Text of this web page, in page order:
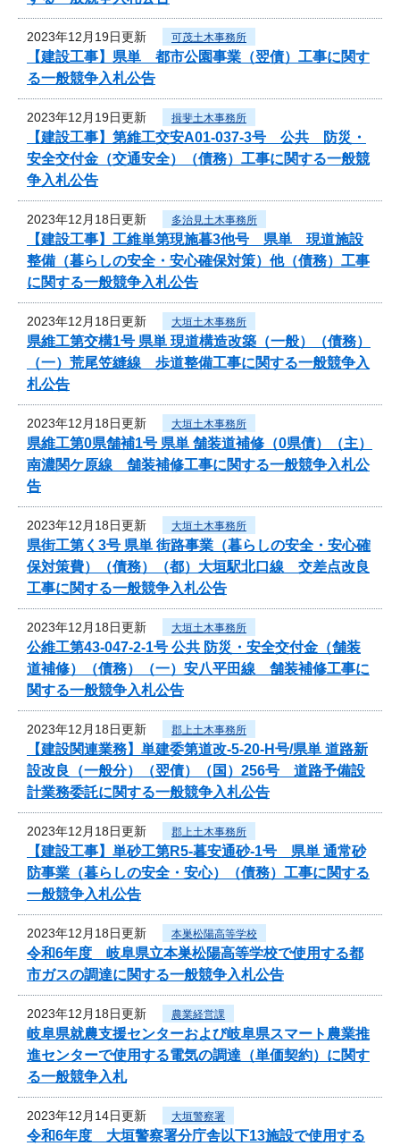
2023年12月19日更新 可茂土木事務所
【建設工事】県単 都市公園事業（翌債）工事に関す
る一般競争入札公告
2023年12月19日更新 揖斐土木事務所
【建設工事】第維工交安A01-037-3号 公共 防災・
安全交付金（交通安全）（債務）工事に関する一般競
争入札公告
2023年12月18日更新 多治見土木事務所
【建設工事】工維単第現施暮3他号 県単 現道施設
整備（暮らしの安全・安心確保対策）他（債務）工事
に関する一般競争入札公告
2023年12月18日更新 大垣土木事務所
県維工第交構1号 県単 現道構造改築（一般）（債務）
（一）荒尾笠縫線 歩道整備工事に関する一般競争入
札公告
2023年12月18日更新 大垣土木事務所
県維工第0県舗補1号 県単 舗装道補修（0県債）（主）
南濃関ケ原線 舗装補修工事に関する一般競争入札公
告
2023年12月18日更新 大垣土木事務所
県街工第く3号 県単 街路事業（暮らしの安全・安心確
保対策費）（債務）（都）大垣駅北口線 交差点改良
工事に関する一般競争入札公告
2023年12月18日更新 大垣土木事務所
公維工第43-047-2-1号 公共 防災・安全交付金（舗装
道補修）（債務）（一）安八平田線 舗装補修工事に
関する一般競争入札公告
2023年12月18日更新 郡上土木事務所
【建設関連業務】単建委第道改-5-20-H号/県単 道路新
設改良（一般分）（翌債）（国）256号 道路予備設
計業務委託に関する一般競争入札公告
2023年12月18日更新 郡上土木事務所
【建設工事】単砂工第R5-暮安通砂-1号 県単 通常砂
防事業（暮らしの安全・安心）（債務）工事に関する
一般競争入札公告
2023年12月18日更新 本巣松陽高等学校
令和6年度 岐阜県立本巣松陽高等学校で使用する都
市ガスの調達に関する一般競争入札公告
2023年12月18日更新 農業経営課
岐阜県就農支援センターおよび岐阜県スマート農業推
進センターで使用する電気の調達（単価契約）に関す
る一般競争入札
2023年12月14日更新 大垣警察署
令和6年度 大垣警察署分庁舎以下13施設で使用する